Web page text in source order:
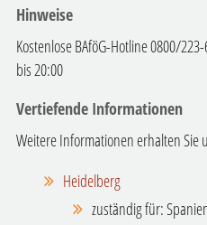
Hinweise
Kostenlose BAföG-Hotline 0800/
bis 20:00
Vertiefende Informationen
Weitere Informationen erhalten Sie
Heidelberg
zuständig für: